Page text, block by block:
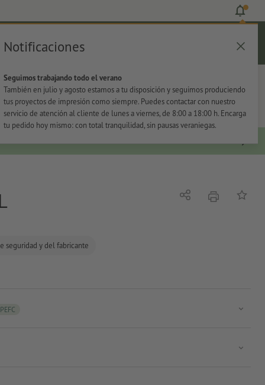
Notificaciones
Seguimos trabajando todo el verano
También en julio y agosto estamos a tu disposición y seguimos produciendo
tus proyectos de impresión como siempre. Puedes contactar con nuestro
servicio de atención al cliente de lunes a viernes, de 8:00 a 18:00 h. Encarga
tu pedido hoy mismo: con total tranquilidad, sin pausas veraniegas.
Cesta
Oficina Adhesivos
seguridad y del fabricante
CompartirimprimirAñadir
PEFC